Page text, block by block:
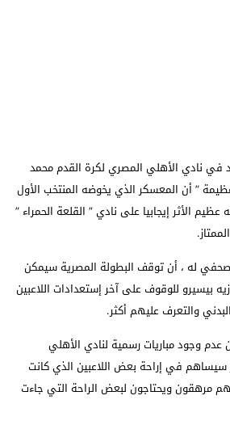
في نادي الأهلي المصري لكرة القدم محمد
” أن المعسكر الذي يخوضه المنتخب الأول
الأثر إيجابيا على نادي ” القلعة الحمراء ”
له ، أن توقف البطولة المصرية سيمكن
بيسيرو للوقوف على آخر إستعدادات اللاعبين
والتعرف عليهم أكثر.
عدم وجود مباريات رسمية لنادي الأهلي
في إراحة بعض اللاعبين الذي كانت
مرهقون ويحتاجون لبعض الراحة التي جاءت